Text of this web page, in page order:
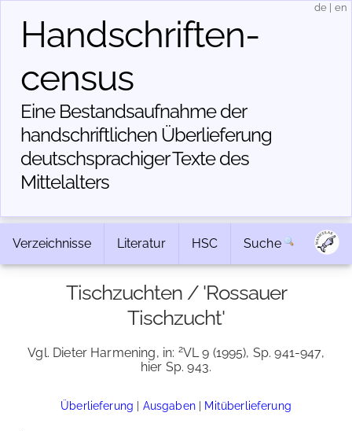
Handschriften­
census
Eine Bestandsaufnahme der
handschriftlichen Über­lieferung
deutschsprachiger Texte des
Mittelalters
de en
Verzeichnisse Literatur HSC Suche
Tischzuchten / 'Rossauer
Tischzucht'
Vgl. Dieter Harmening, in: 2VL 9 (1995), Sp. 941-947,
hier Sp. 943.
Überlieferung | Ausgaben| Mitüberlieferung